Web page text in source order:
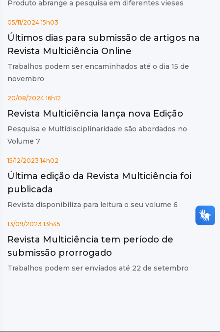
Produto abrange a pesquisa em diferentes vieses
05/11/2024 15h03
Últimos dias para submissão de artigos na
Revista Multiciência Online
Trabalhos podem ser encaminhados até o dia 15 de
novembro
20/08/2024 16h12
Revista Multiciência lança nova Edição
Pesquisa e Multidisciplinaridade são abordados no
Volume 7
15/12/2023 14h02
Última edição da Revista Multiciência foi
publicada
Revista disponibiliza para leitura o seu volume 6
13/09/2023 13h45
Revista Multiciência tem período de
submissão prorrogado
Trabalhos podem ser enviados até 22 de setembro